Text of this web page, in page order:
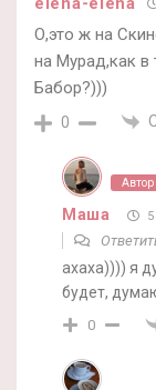
О,это ж на
на Мурад,как в
Бабор?)))
0
Автор
Маша
ахаха)))) я
будет,
0